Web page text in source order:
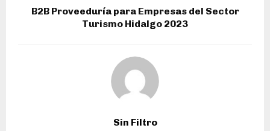
B2B Proveeduría para Empresas del Sector
Turismo Hidalgo 2023
Sin Filtro